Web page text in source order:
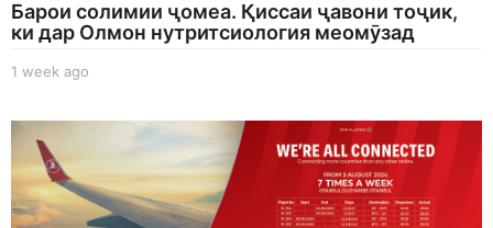
Барои солимии ҷомеа. Қиссаи ҷавони тоҷик,
ки дар Олмон нутритсиология меомӯзад
1 week ago
g
o